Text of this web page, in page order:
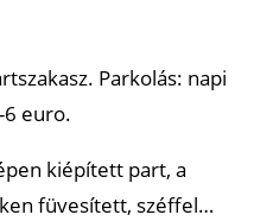
Parkolás: napi
euro.
kiépített part, a
füvesített, széffel…